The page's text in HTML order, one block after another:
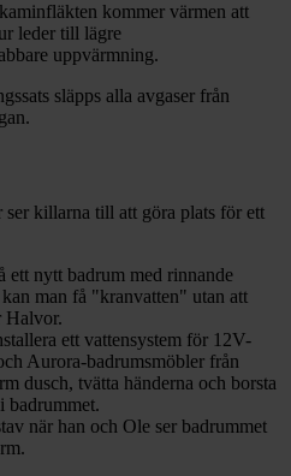
kommer värmen att
leder till lägre
uppvärmning.
släpps alla avgaser från
killarna till att göra plats för ett
ett nytt badrum med rinnande
man få "kranvatten" utan att
Halvor.
ett vattensystem för 12V-
Aurora-badrumsmöbler från
dusch, tvätta händerna och borsta
badrummet.
när han och Ole ser badrummet